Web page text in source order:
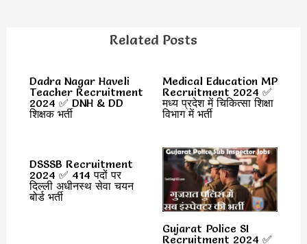
Related Posts
Dadra Nagar Haveli
Teacher Recruitment
2024 ✅ DNH & DD
शिक्षक भर्ती
Medical Education MP
Recruitment 2024 ✅
मध्य प्रदेश में चिकित्सा शिक्षा
विभाग में भर्ती
DSSSB Recruitment
2024 ✅ 414 पदों पर
दिल्ली अधीनस्थ सेवा चयन
बोर्ड भर्ती
Gujarat Police SI
Recruitment 2024 ✅